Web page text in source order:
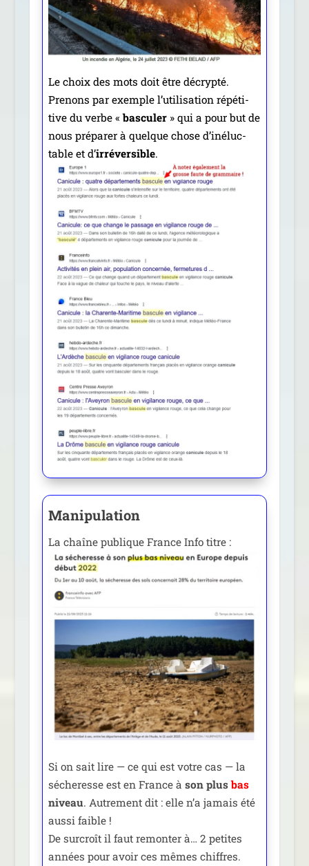
Le choix des mots doit être décryp­té.
Prenons par exemple l’utilisation répé­ti­
tive du verbe «bas­cu­ler» qui a pour but de
nous pré­pa­rer à quelque chose d’iné­luc­
table et d’irré­ver­sible.
Manipulation
La chaîne publique France Info titre :
Si on sait lire — ce qui est votre cas — la
séche­resse est en France à son plusbas
niveau. Autrement dit : elle n’a jamais été
aus­si faible !
De sur­croît il faut remon­ter à… 2 petites
années pour avoir ces mêmes chiffres.